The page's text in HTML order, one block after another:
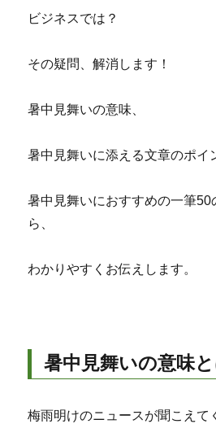
ビジネスでは？
その疑問、解消します！
暑中見舞いの意味、
暑中見舞いに添える文章のポイ
暑中見舞いにおすすめの一筆50
ら、
わかりやすくお伝えします。
暑中見舞いの意味と
梅雨明けのニュースが聞こえて